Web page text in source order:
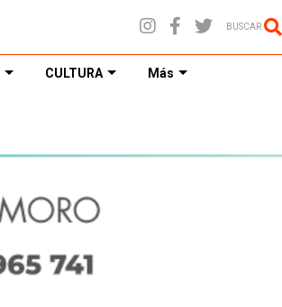
BUSCAR
CULTURA Más